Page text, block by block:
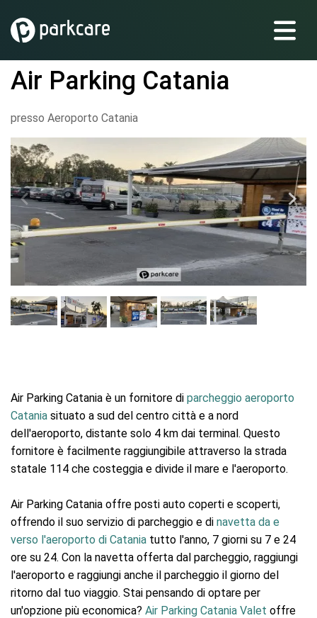
Air Parking Catania
presso Aeroporto Catania
Air Parking Catania è un fornitore di parcheggio aeroporto
Catania situato a sud del centro città e a nord
dell'aeroporto, distante solo 4 km dai terminal. Questo
fornitore è facilmente raggiungibile attraverso la strada
statale 114 che costeggia e divide il mare e l'aeroporto.
Air Parking Catania offre posti auto coperti e scoperti,
offrendo il suo servizio di parcheggio e di navetta da e
verso l'aeroporto di Catania tutto l'anno, 7 giorni su 7 e 24
ore su 24. Con la navetta offerta dal parcheggio, raggiungi
l'aeroporto e raggiungi anche il parcheggio il giorno del
ritorno dal tuo viaggio. Stai pensando di optare per
un'opzione più economica? Air Parking Catania Valet offre